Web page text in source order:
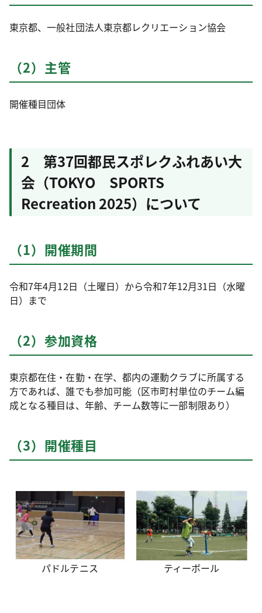
東京都、一般社団法人東京都レクリエーション協会
（2）主管
開催種目団体
2 第37回都民スポレクふれあい大
会（TOKYO SPORTS
Recreation 2025）について
（1）開催期間
令和7年4月12日（土曜日）から令和7年12月31日（水曜
日）まで
（2）参加資格
東京都在住・在勤・在学、都内の運動クラブに所属する
方であれば、誰でも参加可能（区市町村単位のチーム編
成となる種目は、年齢、チーム数等に一部制限あり）
（3）開催種目
パドルテニス ティーボール